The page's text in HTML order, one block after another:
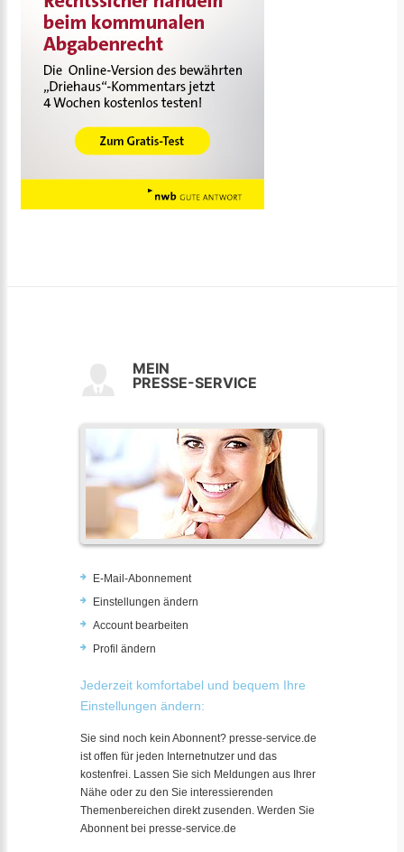
MEIN
PRESSE-SERVICE
E-Mail-Abonnement
Einstellungen ändern
Account bearbeiten
Profil ändern
Jederzeit komfortabel und bequem Ihre
Einstellungen ändern:
Sie sind noch kein Abonnent? presse-service.de
ist offen für jeden Internetnutzer und das
kostenfrei. Lassen Sie sich Meldungen aus Ihrer
Nähe oder zu den Sie interessierenden
Themenbereichen direkt zusenden. Werden Sie
Abonnent bei presse-service.de